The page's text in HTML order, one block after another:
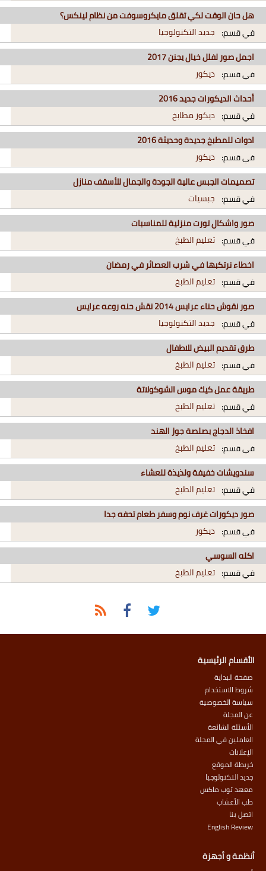
هل حان الوقت لكي تقلق مايكروسوفت من نظام لينكس؟
في قسم: جديد التكنولوجيا
اجمل صور لفلل خيال يجنن 2017
في قسم: ديكور
أحداث الديكورات جديد 2016
في قسم: ديكور مطابخ
ادوات للمطبخ جديدة وحديثة 2016
في قسم: ديكور
تصميمات الجبس عالية الجودة والجمال للأسقف منازل
في قسم: جبسيات
صور واشكال تورت منزلية للمناسبات
في قسم: تعليم الطبخ
اخطاء نرتكبها في شرب العصائر في رمضان
في قسم: تعليم الطبخ
صور نقوش حناء عرايس 2014 نقش حنه روعه عرايس
في قسم: جديد التكنولوجيا
طرق تقديم البيض للاطفال
في قسم: تعليم الطبخ
طريقة عمل كيك موس الشوكولاتة
في قسم: تعليم الطبخ
افخاذ الدجاج بصلصة جوز الهند
في قسم: تعليم الطبخ
سندويشات خفيفة ولذيذة للعشاء
في قسم: تعليم الطبخ
صور ديكورات غرف نوم وسفر طعام تحفه جدا
في قسم: ديكور
اكله السوسي
في قسم: تعليم الطبخ
الأقسام الرئيسية
صفحة البداية
شروط الاستخدام
سياسة الخصوصية
عن المجلة
الأسئلة الشائعة
العاملين في المجلة
الإعلانات
خريطة الموقع
جديد التكنولوجيا
معهد توب ماكس
طب الأعشاب
اتصل بنا
English Review
أنظمة و أجهزة